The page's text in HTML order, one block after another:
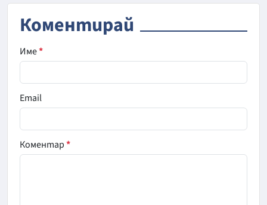
Коментирай
Име*
Email
Коментар*